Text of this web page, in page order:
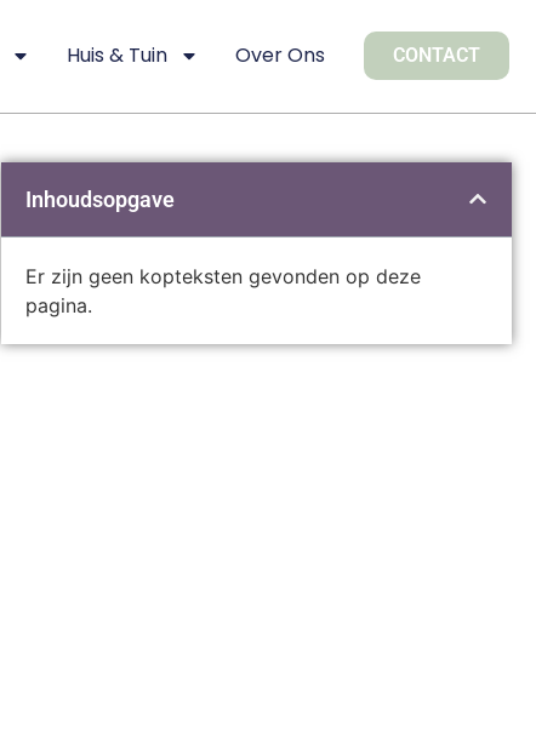
Huis & Tuin Over Ons CONTACT
Inhoudsopgave
Er zijn geen kopteksten gevonden op deze
pagina.